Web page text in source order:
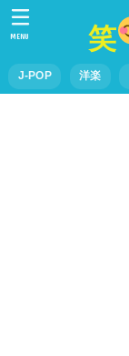
笑
J-POP 洋楽
MENU